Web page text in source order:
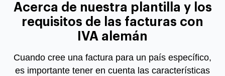
Acerca de nuestra plantilla y los
requisitos de las facturas con
IVA alemán
Cuando cree una factura para un país específico,
es importante tener en cuenta las características